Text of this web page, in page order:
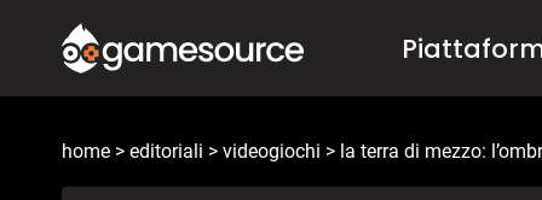
contenuto
home > editoriali > videogiochi > la terra di mezzo: